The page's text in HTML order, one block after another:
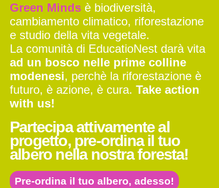
Green Minds è biodiversità,
cambiamento climatico, riforestazione
e studio della vita vegetale.
La comunità di EducatioNest darà vita
ad un bosco nelle prime colline
modenesi, perchè la riforestazione è
futuro, è azione, è cura. Take action
with us!
Partecipa attivamente al
progetto, pre-ordina il tuo
albero nella nostra foresta!
Pre-ordina il tuo albero, adesso!